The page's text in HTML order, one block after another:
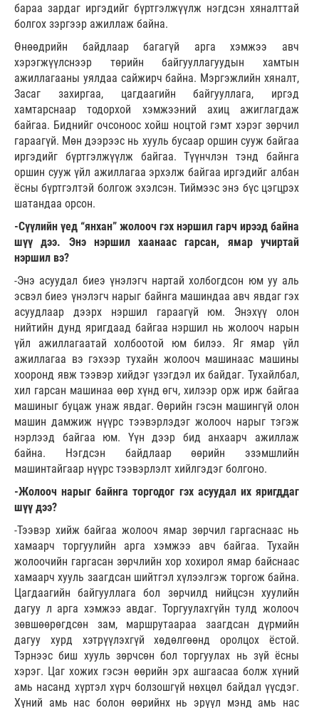
бараа зардаг иргэдийг бүртгэлжүүлж нэгдсэн хяналттай
болгох зэргээр ажиллаж байна.
Өнөөдрийн байдлаар багагүй арга хэмжээ авч
хэрэгжүүлснээр төрийн байгууллагуудын хамтын
ажиллагааны уялдаа сайжирч байна. Мэргэжлийн хяналт,
Засаг захиргаа, цагдаагийн байгууллага, иргэд
хамтарснаар тодорхой хэмжээний ахиц ажиглагдаж
байгаа. Биднийг очсоноос хойш ноцтой гэмт хэрэг зөрчил
гараагүй. Мөн дээрээс нь хууль бусаар оршин сууж байгаа
иргэдийг бүртгэлжүүлж байгаа. Түүнчлэн тэнд байнга
оршин сууж үйл ажиллагаа эрхэлж байгаа иргэдийг албан
ёсны бүртгэлтэй болгож эхэлсэн. Тиймээс энэ бүс цэгцрэх
шатандаа орсон.
-Сүүлийн үед “янхан” жолооч гэх нэршил гарч ирээд байна
шүү дээ. Энэ нэршил хаанаас гарсан, ямар учиртай
нэршил вэ?
-Энэ асуудал биеэ үнэлэгч нартай холбогдсон юм уу аль
эсвэл биеэ үнэлэгч нарыг байнга машиндаа авч явдаг гэх
асууд­лаар дээрх нэршил гараагүй юм. Энэхүү олон
нийтийн дунд яригдаад байгаа нэршил нь жолооч нарын
үйл ажиллагаатай холбоотой юм билээ. Яг ямар үйл
ажиллагаа вэ гэхээр тухайн жолооч машинаас машины
хооронд явж тээвэр хийдэг үзэгдэл их байдаг. Тухайлбал,
хил гарсан машинаа өөр хүнд өгч, хилээр орж ирж байгаа
машиныг буцаж унаж явдаг. Өөрийн гэсэн машингүй олон
машин дамжиж нүүрс тээвэрлэдэг жолооч нарыг тэгэж
нэрлээд байгаа юм. Үүн дээр бид анхаарч ажиллаж
байна. Нэгдсэн байдлаар өөрийн эзэмшлийн
машинтайгаар нүүрс тээвэрлэлт хийлгэдэг болгоно.
-Жолооч нарыг байнга торгодог гэх асуудал их яригддаг
шүү дээ?
-Тээвэр хийж байгаа жолооч ямар зөрчил гаргаснаас нь
хамаарч торгуулийн арга хэмжээ авч байгаа. Тухайн
жолоочийн гаргасан зөрчлийн хор хохирол ямар байснаас
хамаарч хууль заагдсан шийтгэл хүлээлгэж торгож байна.
Цагдаагийн байгууллага бол зөрчилд нийцсэн хуулийн
дагуу л арга хэмжээ авдаг. Торгуулахгүйн тулд жолооч
зөвшөөрөгдсөн зам, маршрутаараа заагдсан дүрмийн
дагуу хурд хэтрүүлэхгүй хөдөлгөөнд оролцох ёстой.
Тэрнээс биш хууль зөрчсөн бол торгуулах нь зүй ёсны
хэрэг. Цаг хожих гэсэн өөрийн эрх ашгаасаа болж хүний
амь насанд хүртэл хүрч болзошгүй нөхцөл байдал үүсдэг.
Хүний амь нас болон өөрийнх нь эрүүл мэнд амь нас